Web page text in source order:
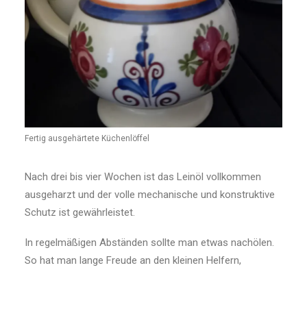
Fertig ausgehärtete Küchenlöffel
Nach drei bis vier Wochen ist das Leinöl vollkommen
ausgeharzt und der volle mechanische und konstruktive
Schutz ist gewährleistet.
In regelmäßigen Abständen sollte man etwas nachölen.
So hat man lange Freude an den kleinen Helfern,